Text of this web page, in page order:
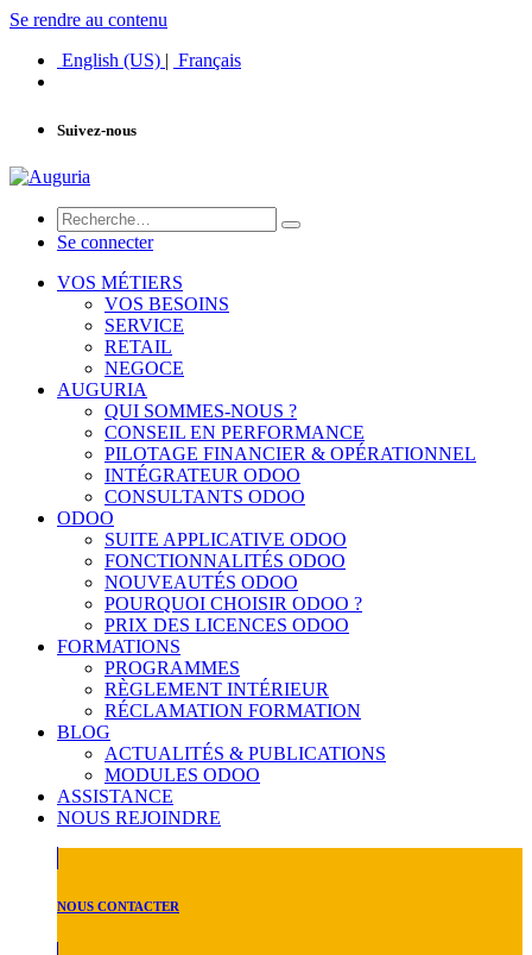
Se rendre au contenu
English (US) | Français
Suivez-nous
Se connecter
VOS MÉTIERS
VOS BESOINS
SERVICE
RETAIL
NEGOCE
AUGURIA
QUI SOMMES-NOUS ?
CONSEIL EN PERFORMANCE
PILOTAGE FINANCIER & OPÉRATIONNEL
INTÉGRATEUR ODOO
CONSULTANTS ODOO
ODOO
SUITE APPLICATIVE ODOO
FONCTIONNALITÉS ODOO
NOUVEAUTÉS ODOO
POURQUOI CHOISIR ODOO ?
PRIX DES LICENCES ODOO
FORMATIONS
PROGRAMMES
RÈGLEMENT INTÉRIEUR
RÉCLAMATION FORMATION
BLOG
ACTUALITÉS & PUBLICATIONS
MODULES ODOO
ASSISTANCE
NOUS REJOINDRE
NOUS CONTACTER